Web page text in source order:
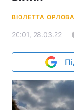
ВІОЛЕТТА ОРЛОВА
20:01, 28.03.22